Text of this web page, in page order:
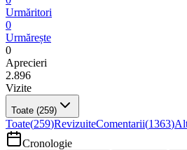
Urmăritori
0
Urmărește
0
Aprecieri
2.896
Vizite
Toate (259)
Toate(259)RevizuiteComentarii(1363)
Cronologie